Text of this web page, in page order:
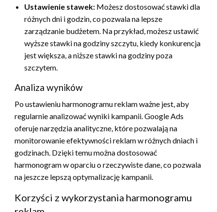
Ustawienie stawek: Możesz dostosować stawki dla
różnych dni i godzin, co pozwala na lepsze
zarządzanie budżetem. Na przykład, możesz ustawić
wyższe stawki na godziny szczytu, kiedy konkurencja
jest większa, a niższe stawki na godziny poza
szczytem.
Analiza wyników
Po ustawieniu harmonogramu reklam ważne jest, aby
regularnie analizować wyniki kampanii. Google Ads
oferuje narzędzia analityczne, które pozwalają na
monitorowanie efektywności reklam w różnych dniach i
godzinach. Dzięki temu można dostosować
harmonogram w oparciu o rzeczywiste dane, co pozwala
na jeszcze lepszą optymalizację kampanii.
Korzyści z wykorzystania harmonogramu